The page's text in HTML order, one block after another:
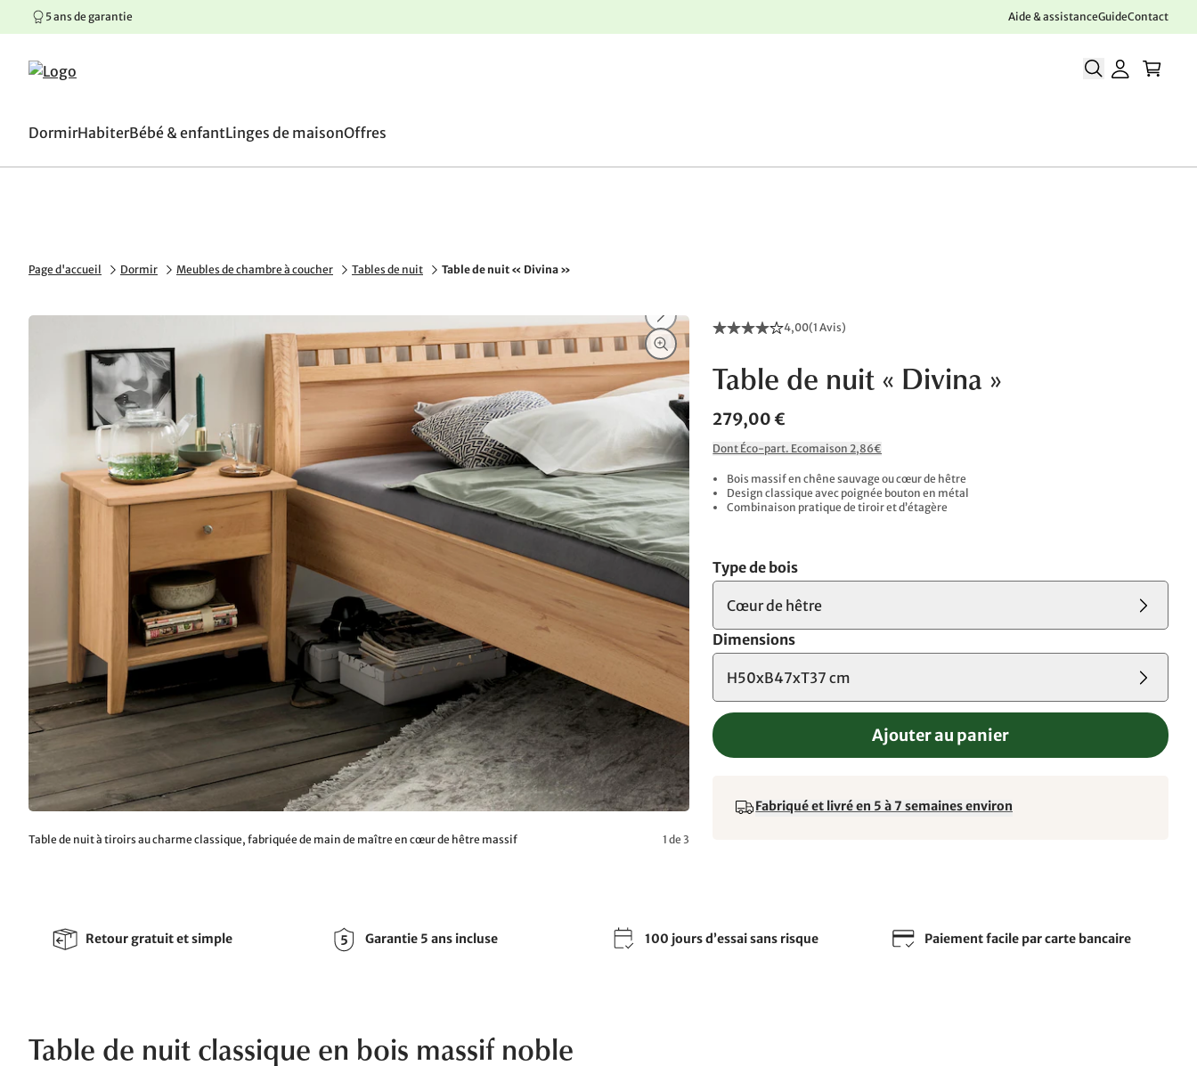
Aller au contenu principal
Aller à la navigation principale
Aller au pied de page
5 ans de garantie Aide & assistanceGuideContact
DormirHabiterBébé & enfantLinges de maisonOffres
Page d'accueil Dormir Meubles de chambre à coucher Tables de nuit Table de nuit « Divina »
Table de nuit à tiroirs au charme classique, fabriquée de main de maître en cœur de hêtre massif 1 de 3
4,00(1 Avis)
Table de nuit « Divina »
279,00 €
Dont Éco-part. Ecomaison 2,86€
Bois massif en chêne sauvage ou cœur de hêtre
Design classique avec poignée bouton en métal
Combinaison pratique de tiroir et d’étagère
Type de bois
Cœur de hêtre
Dimensions
H50xB47xT37 cm
Ajouter au panier
Fabriqué et livré en 5 à 7 semaines environ
Retour gratuit et simple Garantie 5 ans incluse 100 jours d’essai sans risque Paiement facile par carte bancaire
Table de nuit classique en bois massif noble